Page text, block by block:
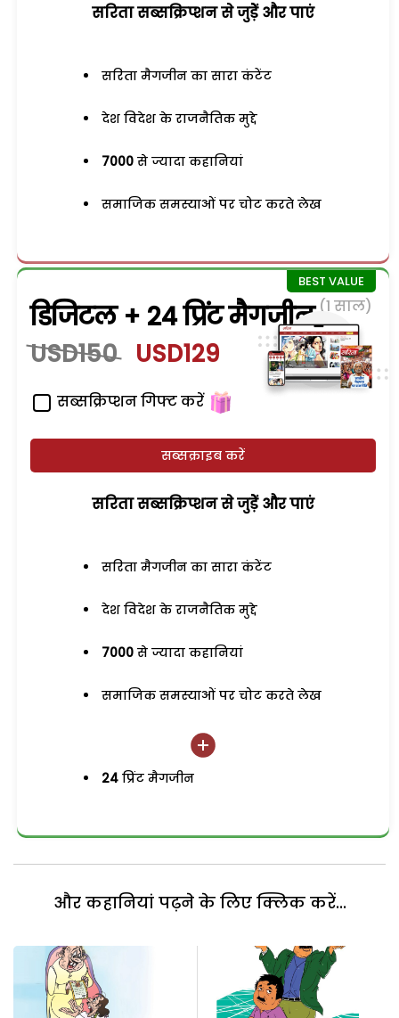
सरिता सब्सक्रिप्शन से जुड़ेें और पाएं
सरिता मैगजीन का सारा कंटेंट
देश विदेश के राजनैतिक मुद्दे
7000 से ज्यादा कहानियां
समाजिक समस्याओं पर चोट करते लेख
डिजिटल + 24 प्रिंट मैगजीन (1 साल)
USD150 USD129
सब्सक्रिप्शन गिफ्ट करें
सब्सक्राइब करें
सरिता सब्सक्रिप्शन से जुड़ेें और पाएं
सरिता मैगजीन का सारा कंटेंट
देश विदेश के राजनैतिक मुद्दे
7000 से ज्यादा कहानियां
समाजिक समस्याओं पर चोट करते लेख
24 प्रिंट मैगजीन
और कहानियां पढ़ने के लिए क्लिक करें...